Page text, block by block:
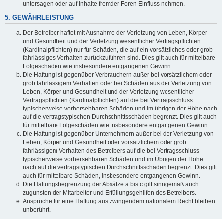
untersagen oder auf Inhalte fremder Foren Einfluss nehmen.
5. GEWÄHRLEISTUNG
Der Betreiber haftet mit Ausnahme der Verletzung von Leben, Körper
und Gesundheit und der Verletzung wesentlicher Vertragspflichten
(Kardinalpflichten) nur für Schäden, die auf ein vorsätzliches oder grob
fahrlässiges Verhalten zurückzuführen sind. Dies gilt auch für mittelbare
Folgeschäden wie insbesondere entgangenen Gewinn.
Die Haftung ist gegenüber Verbrauchern außer bei vorsätzlichem oder
grob fahrlässigem Verhalten oder bei Schäden aus der Verletzung von
Leben, Körper und Gesundheit und der Verletzung wesentlicher
Vertragspflichten (Kardinalpflichten) auf die bei Vertragsschluss
typischerweise vorhersehbaren Schäden und im übrigen der Höhe nach
auf die vertragstypischen Durchschnittsschäden begrenzt. Dies gilt auch
für mittelbare Folgeschäden wie insbesondere entgangenen Gewinn.
Die Haftung ist gegenüber Unternehmern außer bei der Verletzung von
Leben, Körper und Gesundheit oder vorsätzlichem oder grob
fahrlässigem Verhalten des Betreibers auf die bei Vertragsschluss
typischerweise vorhersehbaren Schäden und im Übrigen der Höhe
nach auf die vertragstypischen Durchschnittsschäden begrenzt. Dies gilt
auch für mittelbare Schäden, insbesondere entgangenen Gewinn.
Die Haftungsbegrenzung der Absätze a bis c gilt sinngemäß auch
zugunsten der Mitarbeiter und Erfüllungsgehilfen des Betreibers.
Ansprüche für eine Haftung aus zwingendem nationalem Recht bleiben
unberührt.